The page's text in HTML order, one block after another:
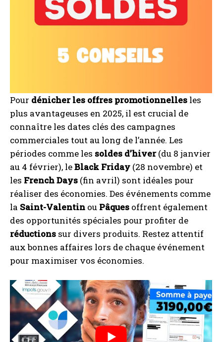
Pour dénicher les offres promotionnelles les
plus avantageuses en 2025, il est crucial de
connaître les dates clés des campagnes
commerciales tout au long de l’année. Les
périodes comme les soldes d’hiver(du 8 janvier
au 4 février), leBlack Friday (28 novembre) et
les French Days (fin avril) sont idéales pour
réaliser des économies. Des événements comme
la Saint-Valentin ou Pâques offrent également
des opportunités spéciales pour profiter de
réductions sur divers produits. Restez attentif
aux bonnes affaires lors de chaque événement
pour maximiser vos économies.